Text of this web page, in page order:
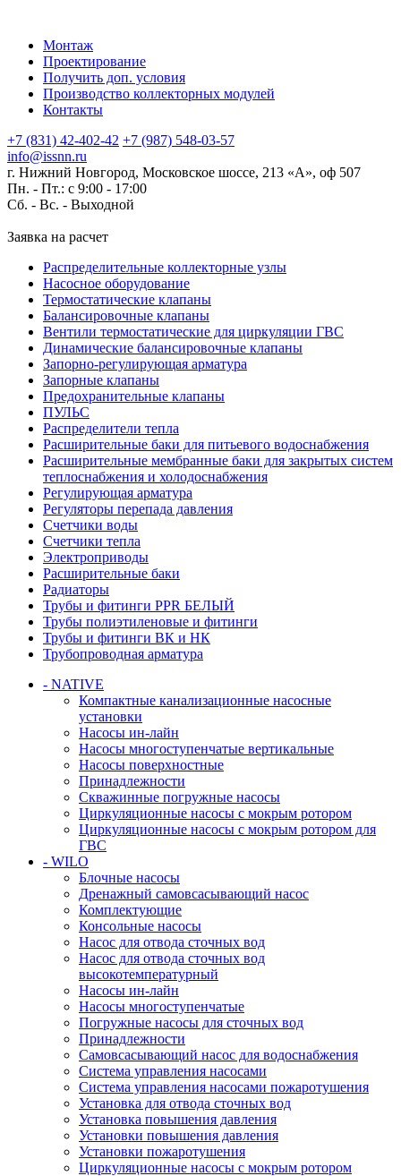
Монтаж
Проектирование
Получить доп. условия
Производство коллекторных модулей
Контакты
+7 (831) 42-402-42 +7 (987) 548-03-57
info@issnn.ru
г. Нижний Новгород, Московское шоссе, 213 «А», оф 507
Пн. - Пт.: с 9:00 - 17:00
Сб. - Вс. - Выходной
Заявка на расчет
Распределительные коллекторные узлы
Насосное оборудование
Термостатические клапаны
Балансировочные клапаны
Вентили термостатические для циркуляции ГВС
Динамические балансировочные клапаны
Запорно-регулирующая арматура
Запорные клапаны
Предохранительные клапаны
ПУЛЬС
Распределители тепла
Расширительные баки для питьевого водоснабжения
Расширительные мембранные баки для закрытых систем
теплоснабжения и холодоснабжения
Регулирующая арматура
Регуляторы перепада давления
Счетчики воды
Счетчики тепла
Электроприводы
Расширительные баки
Радиаторы
Трубы и фитинги PPR БЕЛЫЙ
Трубы полиэтиленовые и фитинги
Трубы и фитинги ВК и НК
Трубопроводная арматура
- NATIVE
Компактные канализационные насосные
установки
Насосы ин-лайн
Насосы многоступенчатые вертикальные
Насосы поверхностные
Принадлежности
Скважинные погружные насосы
Циркуляционные насосы с мокрым ротором
Циркуляционные насосы с мокрым ротором для
ГВС
- WILO
Блочные насосы
Дренажный самовсасывающий насос
Комплектующие
Консольные насосы
Насос для отвода сточных вод
Насос для отвода сточных вод
высокотемпературный
Насосы ин-лайн
Насосы многоступенчатые
Погружные насосы для сточных вод
Принадлежности
Самовсасывающий насос для водоснабжения
Система управления насосами
Система управления насосами пожаротушения
Установка для отвода сточных вод
Установка повышения давления
Установки повышения давления
Установки пожаротушения
Циркуляционные насосы с мокрым ротором